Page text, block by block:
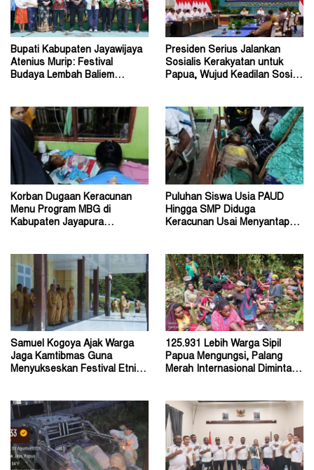
Bupati Kabupaten Jayawijaya
Atenius Murip: Festival
Budaya Lembah Baliem
Presiden Serius Jalankan
Sosialis Kerakyatan untuk
Papua, Wujud Keadilan Sosial
Korban Dugaan Keracunan
Menu Program MBG di
Kabupaten Jayapura
Puluhan Siswa Usia PAUD
Hingga SMP Diduga
Keracunan Usai Menyantap
Samuel Kogoya Ajak Warga
Jaga Kamtibmas Guna
Menyukseskan Festival Etnik
125.931 Lebih Warga Sipil
Papua Mengungsi, Palang
Merah Internasional Diminta